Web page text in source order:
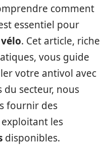
comment
essentiel pour
vélo. Cet article, riche
vous guide
votre antivol avec
du secteur, nous
fournir des
les
disponibles.